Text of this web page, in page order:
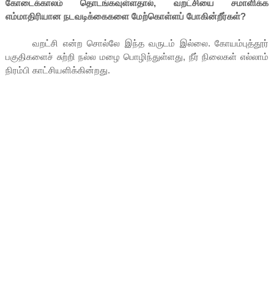
கோடைக்காலம் தொடங்கவுள்ளதால், வறட்சியை சமாளிக்க
எம்மாதிரியான நடவடிக்கைகளை மேற்கொள்ளப் போகின்றீர்கள்?
வறட்சி என்ற சொல்லே இந்த வருடம் இல்லை. கோயம்புத்தூர்
பகுதிகளைச் சுற்றி நல்ல மழை பொழிந்துள்ளது, நீர் நிலைகள் எல்லாம்
நிரம்பி காட்சியளிக்கின்றது.